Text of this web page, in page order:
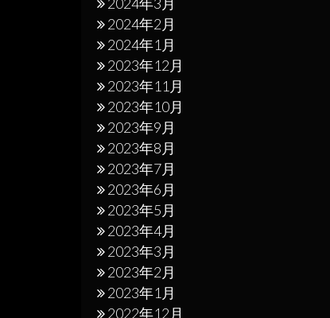
2024年2月
2024年1月
2023年12月
2023年11月
2023年10月
2023年9月
2023年8月
2023年7月
2023年6月
2023年5月
2023年4月
2023年3月
2023年2月
2023年1月
2022年12月